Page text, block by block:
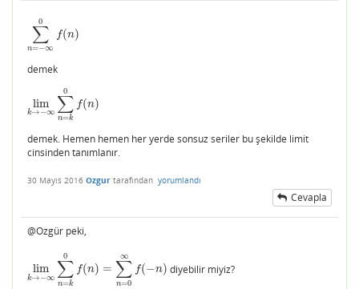
∑
n=−∞
0
f(n)
∑n= − 0f(n)
demek
lim
k→−∞ ∑
n=k
0
f(n)
limk→ −∞ ∑ n=k0f
demek. Hemen hemen her yerde sonsuz seriler bu şekilde limit
cinsinden tanımlanır.
30 Mayıs 2016 Ozgur tarafından yorumlandı
Cevapla
@Ozgür peki,
lim
k→−∞ ∑
n=k
0
f(n) = ∑
n=0
∞
f(−n)
limk→ −∞ ∑ n=k0f n)= ∑n = 0∞f(−n) diyebilir miyiz?